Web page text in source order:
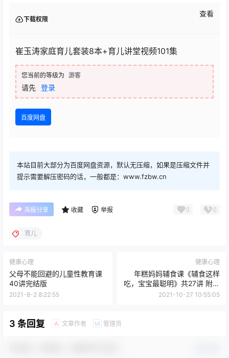
下载权限
查看
崔玉涛家庭育儿套装8本+育儿讲堂视频101集
您当前的等级为 游客
请先 登录
百度网盘
本站目前大部分为百度网盘资源，默认无压缩，如果是压缩文件并
提示需要解压密码的话，一般都是：www.fzbw.cn
海报分享 收藏 举报 0 0
育儿
健康心理
父母不能回避的儿童性教育课
40讲完结版
2021-8-2 8:22:55
健康心理
年糕妈妈辅食课《辅食这样
吃，宝宝最聪明》共27讲 附讲
义
2021-10-27 10:55:05
3 条回复 A 文章作者 M 管理员